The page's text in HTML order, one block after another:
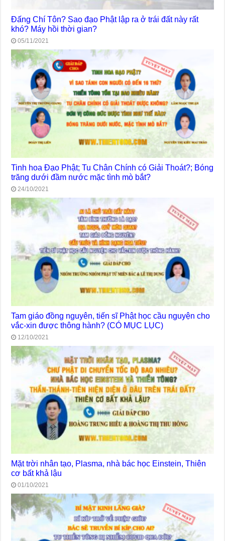
Đấng Chí Tôn? Sao đạo Phật lập ra ở trái đất này rất
khó? Máy hồi thời gian?
05/11/2021
Tinh hoa Đạo Phật; Tu Chân Chính có Giải Thoát?; Bóng
trăng dưới đầm nước mặc tình mò bắt?
24/10/2021
Tam giáo đồng nguyên, tiến sĩ Phật học cầu nguyện cho
vắc-xin được thông hành? (CÓ MỤC LỤC)
12/10/2021
Mặt trời nhân tạo, Plasma, nhà bác học Einstein, Thiên
cơ bất khả lậu
01/10/2021